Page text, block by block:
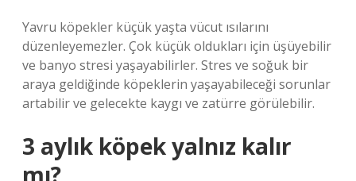
Yavru köpekler küçük yaşta vücut ısılarını
düzenleyemezler. Çok küçük oldukları için üşüyebilir
ve banyo stresi yaşayabilirler. Stres ve soğuk bir
araya geldiğinde köpeklerin yaşayabileceği sorunlar
artabilir ve gelecekte kaygı ve zatürre görülebilir.
3 aylık köpek yalnız kalır
mı?